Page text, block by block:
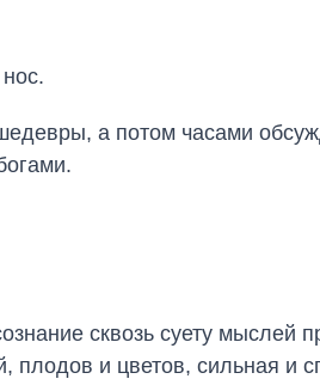
а потом часами
сквозь суету мыслей
плодов и цветов, сильная и